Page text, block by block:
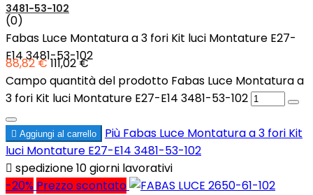
3481-53-102
(0)
Fabas Luce Montatura a 3 fori Kit luci Montature E27-
E14 3481-53-102
88,82 € 111,02 €
Campo quantità del prodotto Fabas Luce Montatura a
3 fori Kit luci Montature E27-E14 3481-53-102
 Aggiungi al carrello Più Fabas Luce Montatura a 3 fori Kit
luci Montature E27-E14 3481-53-102
 spedizione 10 giorni lavorativi
-20% Prezzo scontato